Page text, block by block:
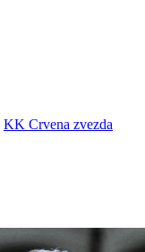
KK Crvena zvezda